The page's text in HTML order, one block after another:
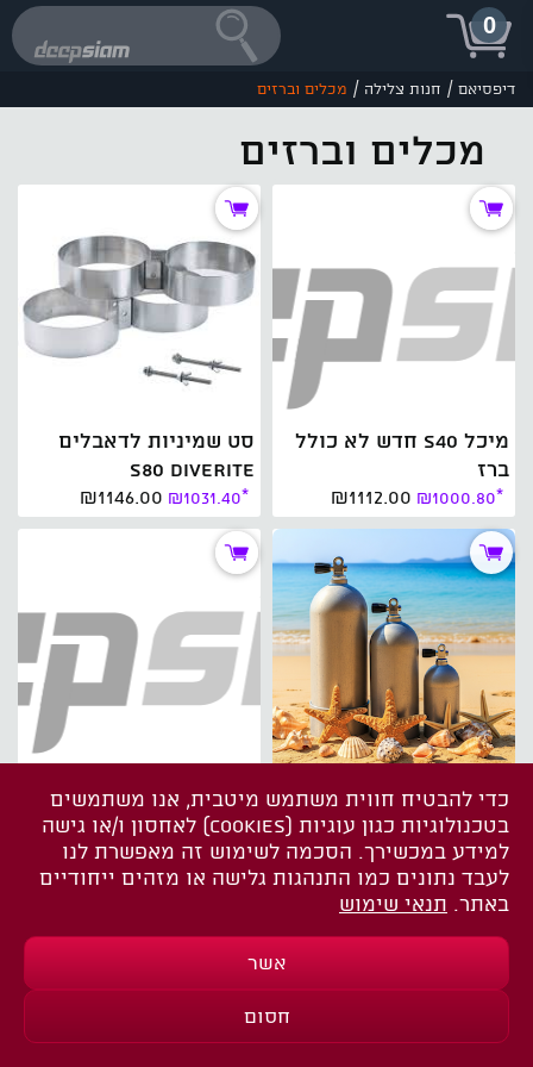
0
דיפסיאם / חנות צלילה / מכלים וברזים
מכלים וברזים
סט שמיניות לדאבלים
S80 DIVERITE
*
₪1031.40
₪1146.00
מיכל S40 חדש לא כולל
ברז
*
₪1000.80
₪1112.00
HOGARTHIAN 7DIVERITE
*
₪269.10
₪299.00
גומיה סיליקון למיכל
סטייג'
*
₪60.30
₪67.00
כדי להבטיח חווית משתמש מיטבית, אנו משתמשים
בטכנולוגיות כגון עוגיות (COOKIES) לאחסון ו/או גישה
למידע במכשירך. הסכמה לשימוש זה מאפשרת לנו
לעבד נתונים כמו התנהגות גלישה או מזהים ייחודיים
באתר. תנאי שימוש
אשר
חסום